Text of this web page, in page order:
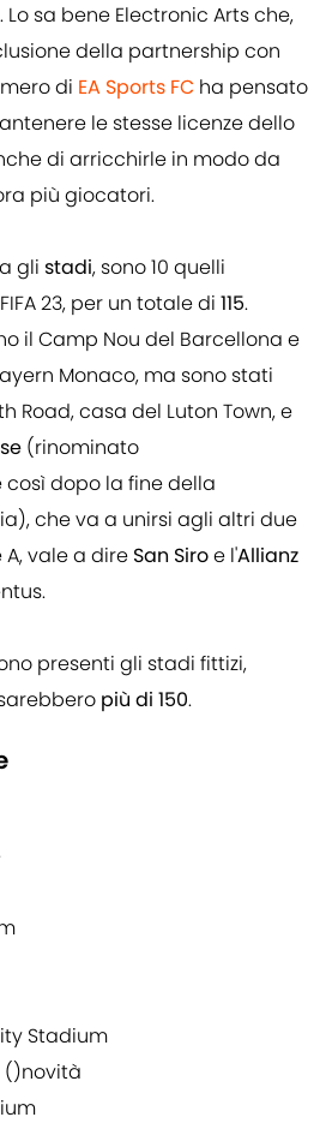
sa bene Electronic Arts che,
della partnership con
di EA Sports FC ha pensato
le stesse licenze dello
di arricchirle in modo da
più giocatori.
gli stadi, sono 10 quelli
23, per un totale di 115.
il Camp Nou del Barcellona e
Monaco, ma sono stati
Road, casa del Luton Town, e
(rinominato
dopo la fine della
che va a unirsi agli altri due
vale a dire San Siroe l'Allianz
presenti gli stadi fittizi,
più di 150.
Stadium
()novità